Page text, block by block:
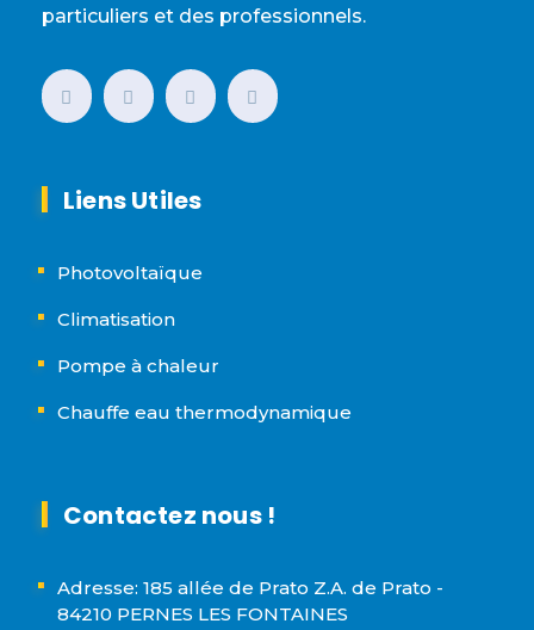
particuliers et des professionnels.
Liens Utiles
Photovoltaïque
Climatisation
Pompe à chaleur
Chauffe eau thermodynamique
Contactez nous !
Adresse: 185 allée de Prato Z.A. de Prato -
84210 PERNES LES FONTAINES